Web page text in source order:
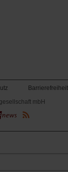
Barrierefreiheit
mbH
(Öffnet
in
neuen